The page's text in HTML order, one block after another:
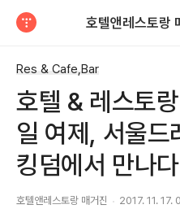
호텔앤레스토랑
Res & Cafe,Bar
호텔 & 레스토
일 여제, 서울드
킹덤에서 만나다
호텔앤레스토랑 매거진 2017. 11. 17.